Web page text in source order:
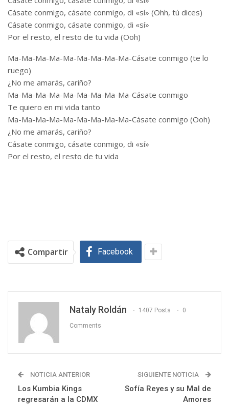
Cásate conmigo, cásate conmigo, di «sí» (Ohh, tú dices)
Cásate conmigo, cásate conmigo, di «sí»
Por el resto, el resto de tu vida (Ooh)
Ma-Ma-Ma-Ma-Ma-Ma-Ma-Ma-Ma-Cásate conmigo (te lo
ruego)
¿No me amarás, cariño?
Ma-Ma-Ma-Ma-Ma-Ma-Ma-Ma-Ma-Cásate conmigo
Te quiero en mi vida tanto
Ma-Ma-Ma-Ma-Ma-Ma-Ma-Ma-Ma-Cásate conmigo (Ooh)
¿No me amarás, cariño?
Cásate conmigo, cásate conmigo, di «sí»
Por el resto, el resto de tu vida
Compartir Facebook
Nataly Roldán 1407 Posts 0
Comments
NOTICIA ANTERIOR
Los Kumbia Kings
regresarán a la CDMX
SIGUIENTE NOTICIA
Sofía Reyes y su Mal de
Amores